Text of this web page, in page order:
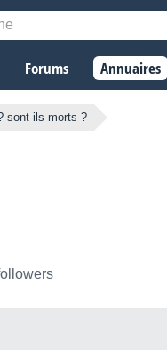
Forums Annuaires
sont-ils morts ?